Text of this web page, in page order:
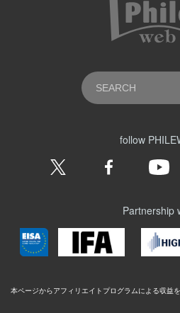
follow
Partnership
本ページからアフィリエイトプログラムによる収益